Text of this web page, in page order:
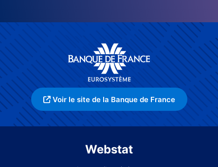
Voir le site de la Banque de France
Webstat